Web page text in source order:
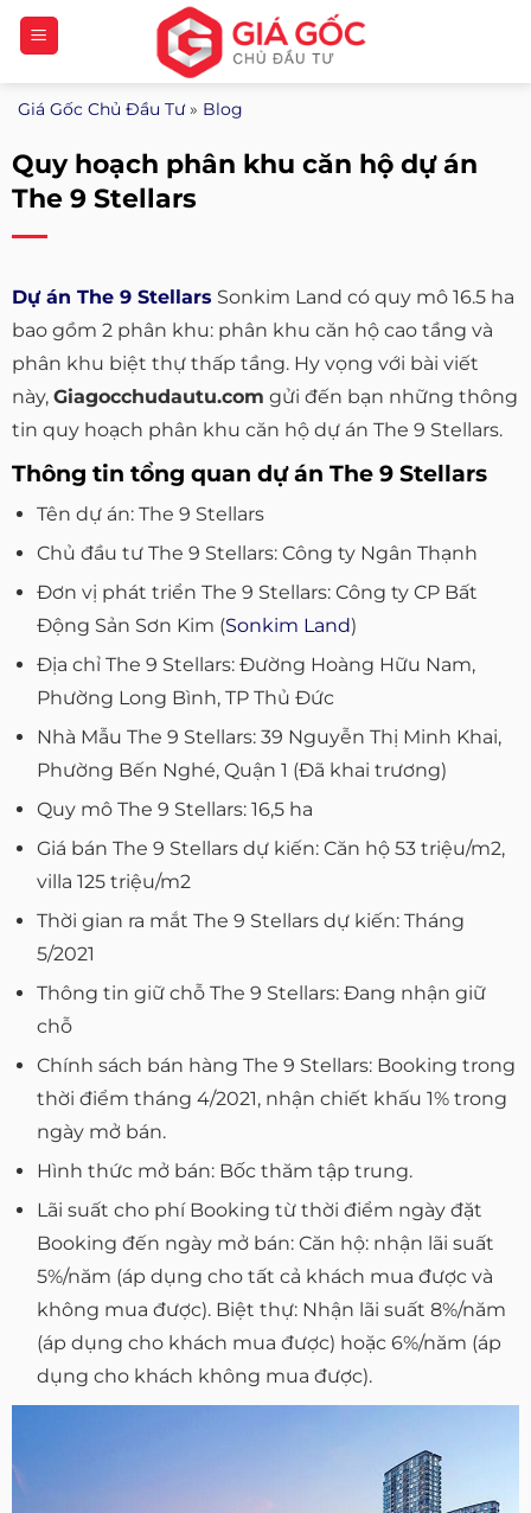
Bỏ
qua
nội
dung
Giá Gốc Chủ Đầu Tư» Blog
Quy hoạch phân khu căn hộ dự án
The 9 Stellars
Dự án The 9 Stellars Sonkim Land có quy mô 16.5 ha
bao gồm 2 phân khu: phân khu căn hộ cao tầng và
phân khu biệt thự thấp tầng. Hy vọng với bài viết
này, Giagocchudautu.com gửi đến bạn những thông
tin quy hoạch phân khu căn hộ dự án The 9 Stellars.
Thông tin tổng quan dự án The 9 Stellars
Tên dự án: The 9 Stellars
Chủ đầu tư The 9 Stellars: Công ty Ngân Thạnh
Đơn vị phát triển The 9 Stellars: Công ty CP Bất
Động Sản Sơn Kim (Sonkim Land)
Địa chỉ The 9 Stellars: Đường Hoàng Hữu Nam,
Phường Long Bình, TP Thủ Đức
Nhà Mẫu The 9 Stellars: 39 Nguyễn Thị Minh Khai,
Phường Bến Nghé, Quận 1 (Đã khai trương)
Quy mô The 9 Stellars: 16,5 ha
Giá bán The 9 Stellars dự kiến: Căn hộ 53 triệu/m2,
villa 125 triệu/m2
Thời gian ra mắt The 9 Stellars dự kiến: Tháng
5/2021
Thông tin giữ chỗ The 9 Stellars: Đang nhận giữ
chỗ
Chính sách bán hàng The 9 Stellars: Booking trong
thời điểm tháng 4/2021, nhận chiết khấu 1% trong
ngày mở bán.
Hình thức mở bán: Bốc thăm tập trung.
Lãi suất cho phí Booking từ thời điểm ngày đặt
Booking đến ngày mở bán: Căn hộ: nhận lãi suất
5%/năm (áp dụng cho tất cả khách mua được và
không mua được). Biệt thự: Nhận lãi suất 8%/năm
(áp dụng cho khách mua được) hoặc 6%/năm (áp
dụng cho khách không mua được).